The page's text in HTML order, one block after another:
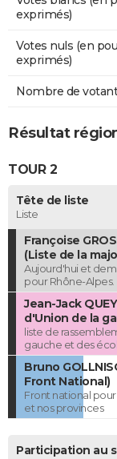
exprimés)
Votes nuls (en
exprimés)
Nombre de
Résultat
TOUR 2
Tête de liste
Liste
Françoise
(Liste de la
Aujourd'hui et
pour Rhône-Alpes.
Jean-Jack
d'Union de la
liste de
gauche et des
Bruno
Front National)
Front national
et nos provinces
Participation au